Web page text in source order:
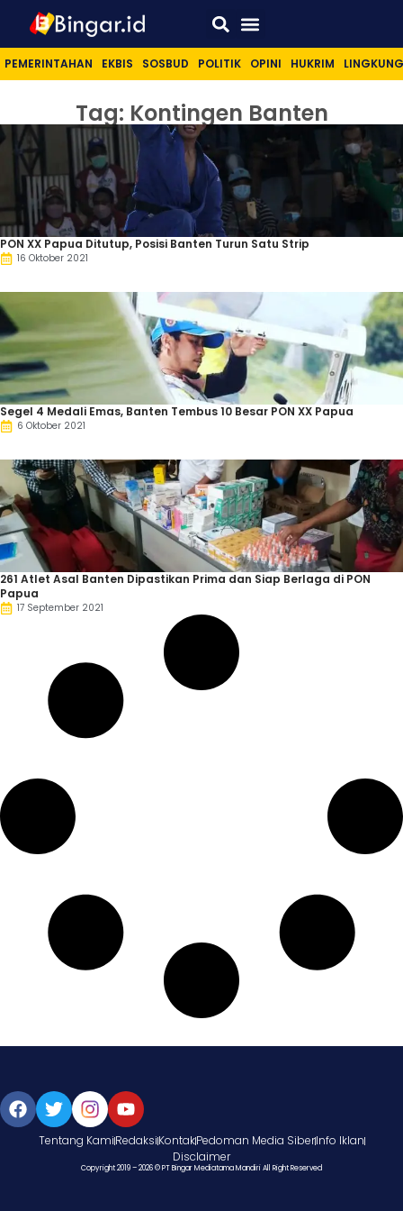
PEMERINTAHAN EKBIS SOSBUD POLITIK OPINI HUKRIM
Tag: Kontingen Banten
PON XX Papua Ditutup, Posisi Banten Turun Satu Strip
16 Oktober 2021
Segel 4 Medali Emas, Banten Tembus 10 Besar PON XX Papua
6 Oktober 2021
261 Atlet Asal Banten Dipastikan Prima dan Siap Berlaga di PON
Papua
17 September 2021
Tentang KamiRedaksiKontakPedoman Media SiberInfo Iklan
Disclaimer
Copyright 2019 – 2026 © PT Bingar Mediatama Mandiri All Right Reserved